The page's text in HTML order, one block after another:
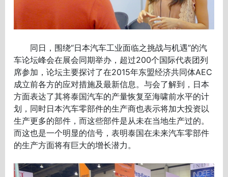
同日，围绕“日本汽车工业面临之挑战与机遇”的汽
车论坛峰会在展会同期举办，超过200个国际代表团列
席参加，论坛主要探讨了在2015年东盟经济共同体AEC
成立前各方的应对措施及最新信息。与会了解到，日本
方面表达了其将泰国汽车的产量恢复至海啸前水平的计
划，同时日本汽车零部件的生产商也表示将加大投资以
生产更多的部件，而这些部件是从未在当地生产过的。
而这也是一个明显的信号，表明泰国在未来汽车零部件
的生产方面将有巨大的增长潜力。